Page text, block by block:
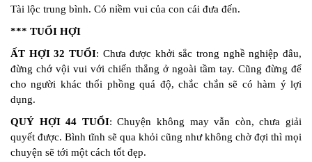
Tài lộc trung bình. Có niềm vui của con cái đưa đến.
*** TUỔI HỢI
ẤT HỢI 32 TUỔI: Chưa được khởi sắc trong nghề nghiệp đâu,
đừng chớ vội vui với chiến thắng ở ngoài tầm tay. Cũng đừng để
cho người khác thổi phồng quá độ, chắc chắn sẽ có hàm ý lợi
dụng.
QUÝ HỢI 44 TUỔI: Chuyện không may vẫn còn, chưa giải
quyết được. Bình tĩnh sẽ qua khỏi cũng như không chờ đợi thì mọi
chuyện sẽ tới một cách tốt đẹp.